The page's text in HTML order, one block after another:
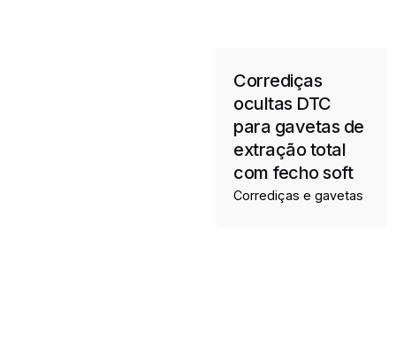
Corrediças
ocultas DTC
para gavetas de
extração total
com fecho soft
Corrediças e gavetas